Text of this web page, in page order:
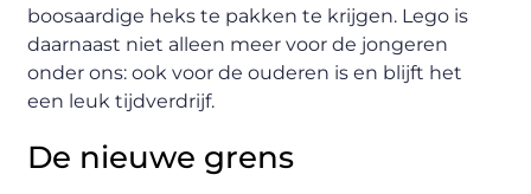
boosaardige heks te pakken te krijgen. Lego is
daarnaast niet alleen meer voor de jongeren
onder ons: ook voor de ouderen is en blijft het
een leuk tijdverdrijf.
De nieuwe grens